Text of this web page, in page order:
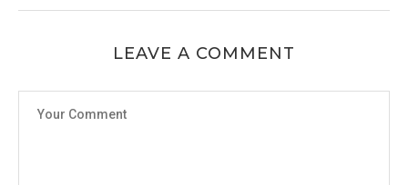
LEAVE A COMMENT